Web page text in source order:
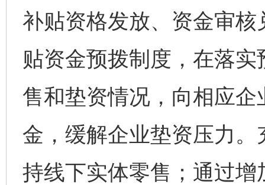
补贴资格发放、资金审
贴资金预拨制度，在落
售和垫资情况，向相应
金，缓解企业垫资压力
持线下实体零售；通过